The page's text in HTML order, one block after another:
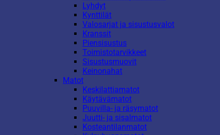
Lyhdyt
Kynttilät
Valosarjat ja sisustusvalot
Kranssit
Piensisustus
Toimistotarvikkeet
Sisustusmuovit
Keinonahat
Matot
Keskilattiamatot
Käytävämatot
Puuvilla- ja räsymatot
Juutti- ja sisalmatot
Kosteantilanmatot